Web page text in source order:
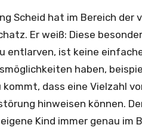
Scheid hat im Bereich der
Er weiß: Diese
entlarven, ist keine
haben,
kommt, dass eine Vielzahl
hinweisen können.
Kind immer genau im